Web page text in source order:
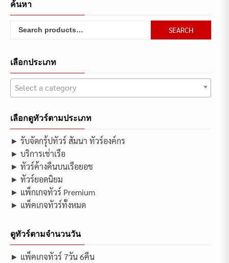
ค้นหา
Search
for:
SEARCH
เลือกประเภท
Select a category
เลือกดูทัวร์ตามประเภท
► รับจัดกรุ้ปทัวร์ สัมนา ทัวร์องค์กร
► บริการเช่าเรือ
► ทัวร์ค้างคืนบนเรือยอช
► ทัวร์ยอดนิยม
► แพ็กเกจทัวร์ Premium
► แพ็คเกจทัวร์ทั้งหมด
ดูทัวร์ตามจำนวนวัน
► แพ็คเกจทัวร์ 7วัน 6คืน